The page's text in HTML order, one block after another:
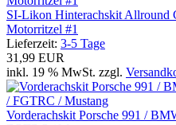
SI-Likon Hinterachskit Allround
Motorritzel #1
Lieferzeit: 3-5 Tage
31,99 EUR
inkl. 19 % MwSt. zzgl.
Vorderachskit Porsche 991 /